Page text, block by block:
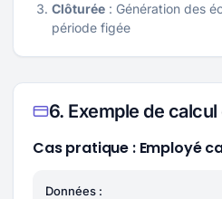
Clôturée : Génération des
période figée
6. Exemple de calcul
Cas pratique : Employé
Données :